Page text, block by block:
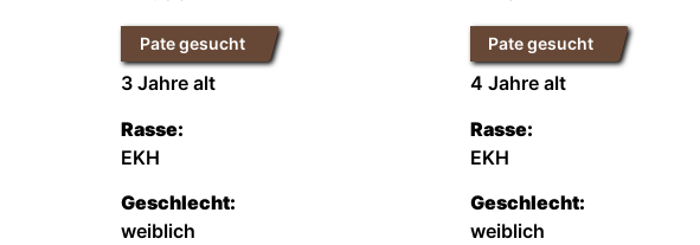
Pate gesucht
Lucia
3 Jahre alt
Rasse:
EKH
Geschlecht:
weiblich
Pate gesucht
Mami
4 Jahre alt
Rasse:
EKH
Geschlecht:
weiblich